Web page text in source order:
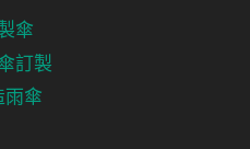
傘
訂製
雨傘